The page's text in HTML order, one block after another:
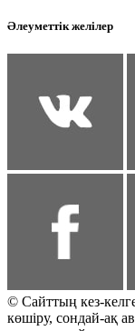
Әлеуметтік желілер
© Сайттың кез-
көшіру, сондай-ақ